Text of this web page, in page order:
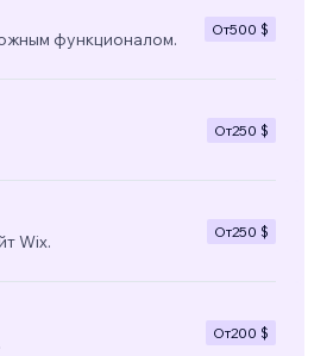
функционалом.
От500 $
От250 $
Wix.
От250 $
От200 $